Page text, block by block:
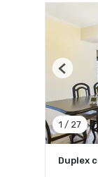
1 / 27
Previous
Duplex